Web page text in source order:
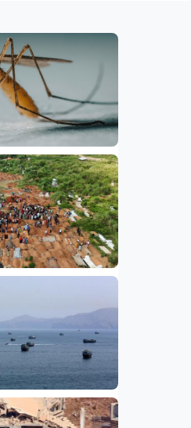
West Nile
330 anak di
terbanyak